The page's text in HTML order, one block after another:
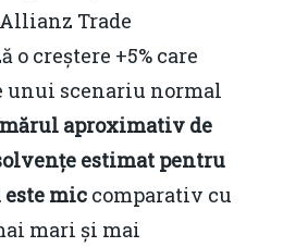
Trade
o creștere +5% care
unui scenariu normal
aproximativ de
estimat pentru
este mic comparativ cu
mari și mai